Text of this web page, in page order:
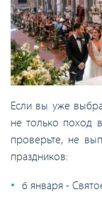
Если вы уже
не только поход
проверьте, не
праздников:
6 января -